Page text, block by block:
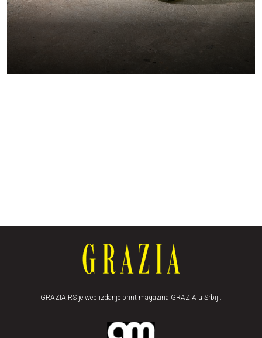
GRAZIA.RS je web izdanje print magazina GRAZIA u Srbiji.